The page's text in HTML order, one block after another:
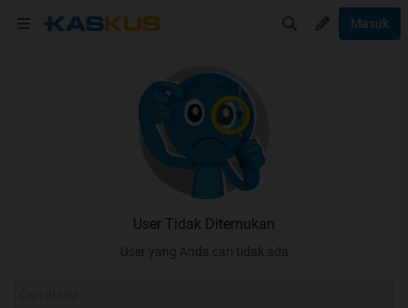
Masuk
User Tidak Ditemukan
User yang Anda cari tidak ada